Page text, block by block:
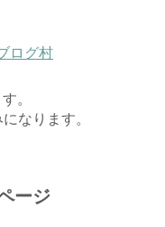
ログ村
。
なります。
ージ